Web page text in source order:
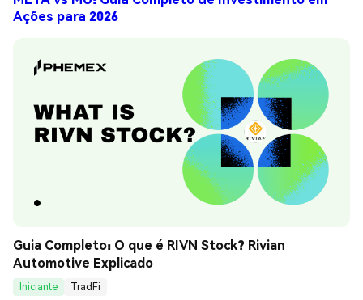
Ações para 2026
Guia Completo: O que é RIVN Stock? Rivian
Automotive Explicado
Iniciante
TradFi